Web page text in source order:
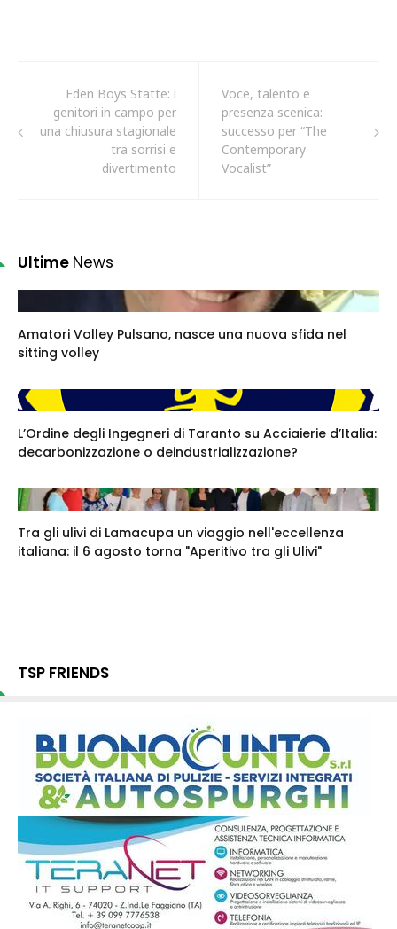
Eden Boys Statte: i
genitori in campo per
una chiusura stagionale
tra sorrisi e
divertimento
Voce, talento e
presenza scenica:
successo per “The
Contemporary
Vocalist”
Ultime News
Amatori Volley Pulsano, nasce una nuova sfida nel
sitting volley
L’Ordine degli Ingegneri di Taranto su Acciaierie d’Italia:
decarbonizzazione o deindustrializzazione?
Tra gli ulivi di Lamacupa un viaggio nell'eccellenza
italiana: il 6 agosto torna "Aperitivo tra gli Ulivi"
TSP FRIENDS